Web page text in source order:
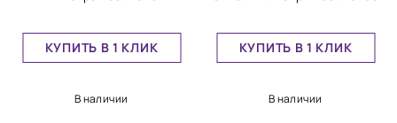
КУПИТЬ В 1 КЛИК
В наличии
КУПИТЬ В 1 КЛИК
В наличии